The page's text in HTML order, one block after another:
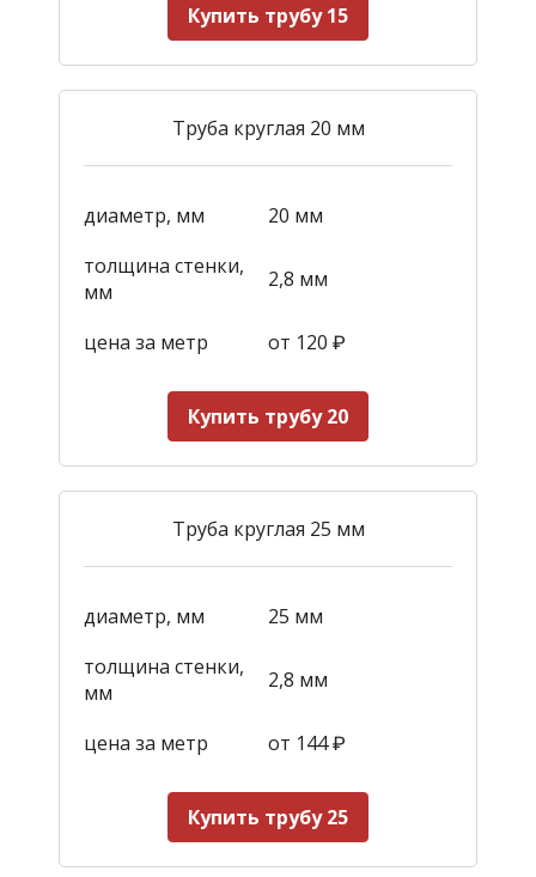
Купить трубу 15
Труба круглая 20 мм
диаметр, мм
20 мм
толщина стенки,
мм
2,8 мм
цена за метр от 120 ₽
Купить трубу 20
Труба круглая 25 мм
диаметр, мм
25 мм
толщина стенки,
мм
2,8 мм
цена за метр от 144₽
Купить трубу 25